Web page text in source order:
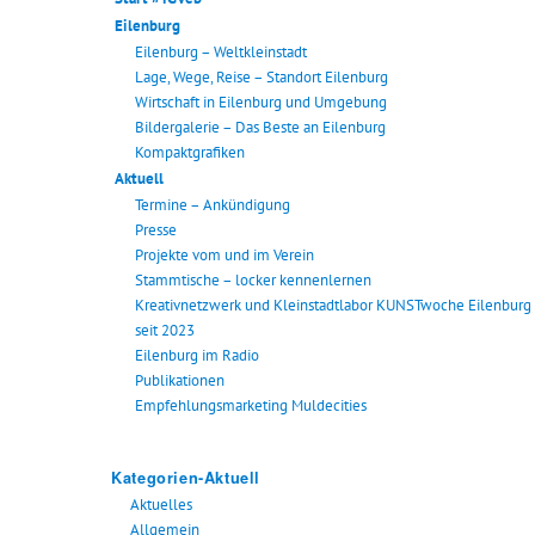
Eilenburg
Eilenburg – Weltkleinstadt
Lage, Wege, Reise – Standort Eilenburg
Wirtschaft in Eilenburg und Umgebung
Bildergalerie – Das Beste an Eilenburg
Kompaktgrafiken
Aktuell
Termine – Ankündigung
Presse
Projekte vom und im Verein
Stammtische – locker kennenlernen
Kreativnetzwerk und Kleinstadtlabor KUNSTwoche Eilenburg
seit 2023
Eilenburg im Radio
Publikationen
Empfehlungsmarketing Muldecities
Kategorien-Aktuell
Aktuelles
Allgemein